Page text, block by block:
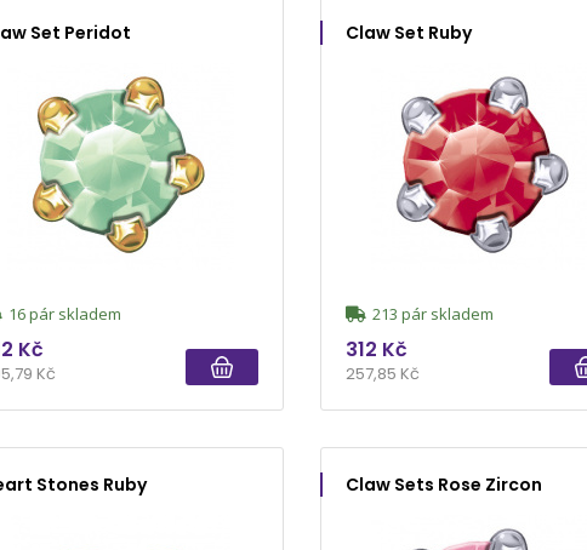
Set Peridot
16 pár skladem
Kč
Kč
Claw Set Ruby
213 pár skladem
312 Kč
257,85 Kč
Stones Ruby Claw Sets Rose Zircon